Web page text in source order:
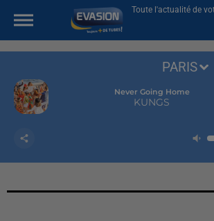
Toute l'actualité de
Never Going Home
KUNGS
PARIS